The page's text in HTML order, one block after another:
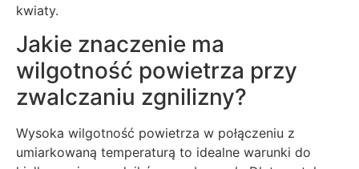
kwiaty.
Jakie znaczenie ma
wilgotność powietrza przy
zwalczaniu zgnilizny?
Wysoka wilgotność powietrza w połączeniu z
umiarkowaną temperaturą to idealne warunki do